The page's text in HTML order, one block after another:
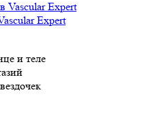
Expert
и теле